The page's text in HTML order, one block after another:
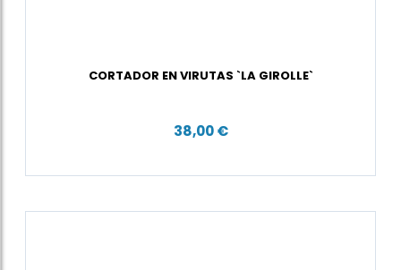
CORTADOR EN VIRUTAS `LA GIROLLE`
38,00 €